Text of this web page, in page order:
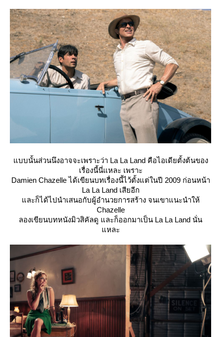
บบนั้นส่วนนึงอาจจะเพราะว่า La La Land คือไอเดียตั้งต้นของ
เรื่องนี้นี่แหละ เพราะ
Damien Chazelle ได้เขียนบทเรื่องนี้ไว้ตั้งแต่ในปี 2009 ก่อนหน้า
La La Land เสียอีก
ละก็ได้ไปนำเสนอกับผู้อำนวยการสร้าง จนเขาแนะนำให้
Chazelle
ลองเขียนบทหนังมิวสิคัลดู และก็ออกมาเป็น La La Land นั่น
หละ